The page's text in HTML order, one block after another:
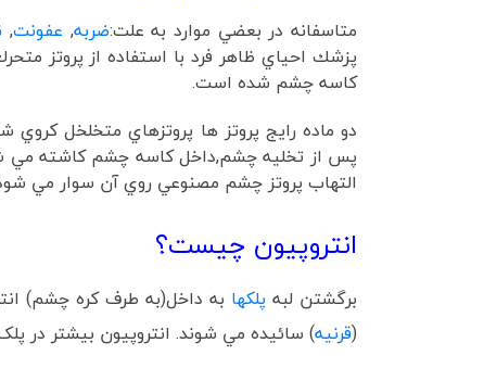
متاسفانه در بعضي موارد به علت:ضربه, عفونت,
پزشك احياي ظاهر فرد با استفاده از پروتز
كاسه چشم شده است.
دو ماده رايج پروتز ها پروتزهاي متخلخل
پس از تخليه چشم,داخل كاسه چشم كاشته
التهاب پروتز چشم مصنوعي روي آن سوار مي
انتروپیون چيست؟
برگشتن لبه پلکها به داخل(به طرف کره چشم)
(قرنيه) سائيده مي شوند. انتروپيون بيشتر در